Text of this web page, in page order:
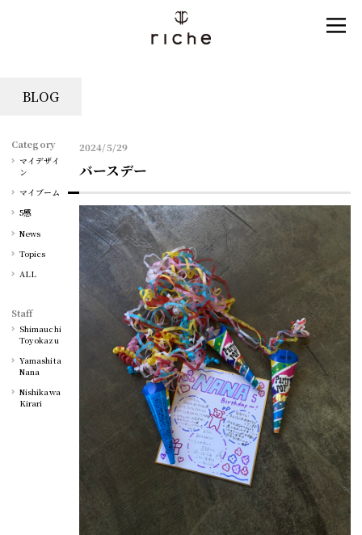
BLOG
2024/5/29
バースデー
Category
マイデザイ
ン
マイブーム
5感
News
Topics
ALL
Staff
Shimauchi
Toyokazu
Yamashita
Nana
Nishikawa
Kirari